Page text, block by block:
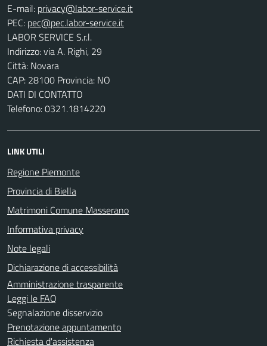
E-mail:
PEC:
LABOR SERVICE S.r.l.
Indirizzo: via A. Righi, 29
Città: Novara
CAP: 28100 Provincia: NO
DATI DI CONTATTO
Telefono: 0321.1814220
LINK UTILI
Regione Piemonte
Provincia di Biella
Matrimoni Comune Masserano
Informativa privacy
Note legali
Dichiarazione di accessibilità
Amministrazione trasparente
Leggi le FAQ
Segnalazione disservizio
Prenotazione appuntamento
Richiesta d'assistenza